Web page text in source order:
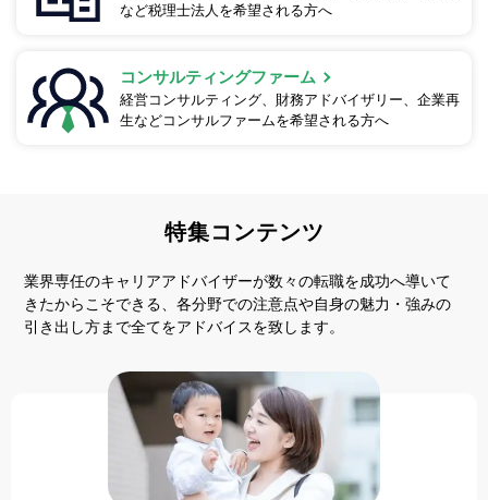
など税理士法人を希望される方へ
コンサルティングファーム
経営コンサルティング、財務アドバイザリー、企業再
生などコンサルファームを希望される方へ
特集コンテンツ
業界専任のキャリアアドバイザーが数々の転職を成功へ導いて
きたからこそできる、各分野での注意点や自身の魅力・強みの
引き出し方まで全てをアドバイスを致します。